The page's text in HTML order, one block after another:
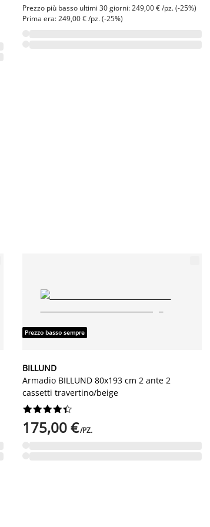
Prezzo più basso ultimi 30 giorni: 249,00 € /pz. (-25%)
Prima era: 249,00 € /pz. (-25%)
Prezzo basso sempre
BILLUND
Armadio BILLUND 80x193 cm 2 ante 2
cassetti travertino/beige






175,00 €/PZ.